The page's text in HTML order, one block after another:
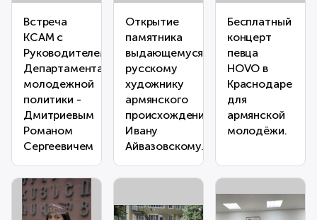
Встреча
КСАМ с
Руководителем
Департамента
молодежной
политики -
Дмитриевым
Романом
Сергеевичем
Открытие
памятника
выдающемуся
русскому
художнику
армянского
происхождения
Ивану
Айвазовскому.
Бесплатный
концерт
певца
HOVO в
Краснодаре
для
армянской
молодёжи.